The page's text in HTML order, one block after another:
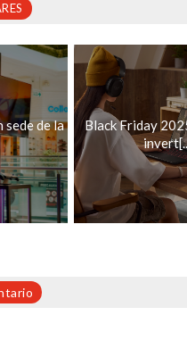
sede de la
Black Friday